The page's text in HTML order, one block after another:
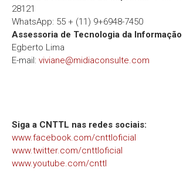
28121
WhatsApp: 55 + (11) 9+6948-7450
Assessoria de Tecnologia da
Egberto Lima
E-mail: viviane@midiaconsulte.com
Siga a CNTTL nas redes sociais:
www.facebook.com/cnttloficial
www.twitter.com/cnttloficial
www.youtube.com/cnttl